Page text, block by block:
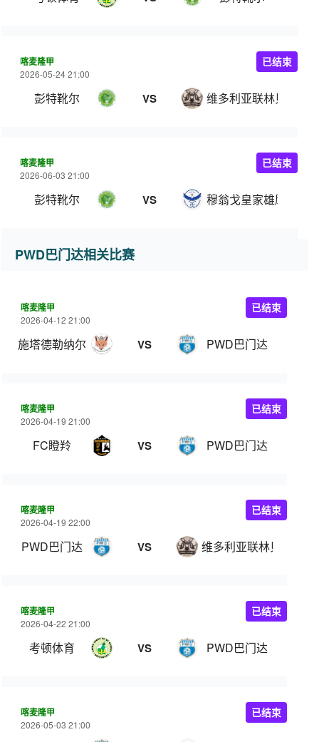
喀麦隆甲
2026-05-24 21:00
彭特靴尔 VS 维多利亚联林贝
已结束
喀麦隆甲
2026-06-03 21:00
彭特靴尔 VS 穆翁戈皇家雄鹰
已结束
PWD巴门达相关比赛
喀麦隆甲
2026-04-12 21:00
施塔德勒纳尔 VS PWD巴门达
已结束
喀麦隆甲
2026-04-19 21:00
FC瞪羚 VS PWD巴门达
已结束
喀麦隆甲
2026-04-19 22:00
PWD巴门达 VS 维多利亚联林贝
已结束
喀麦隆甲
2026-04-22 21:00
考顿体育 VS PWD巴门达
已结束
喀麦隆甲
2026-05-03 21:00
已结束